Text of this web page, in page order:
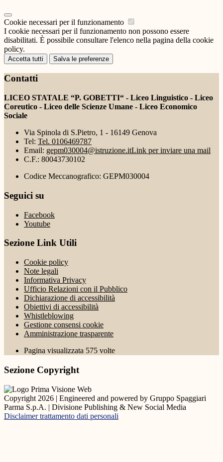
Cookie necessari per il funzionamento
I cookie necessari per il funzionamento non possono essere
disabilitati. È possibile consultare l'elenco nella pagina della cookie
policy.
Accetta tutti Salva le preferenze
Contatti
LICEO STATALE “P. GOBETTI“ - Liceo Linguistico - Liceo
Coreutico - Liceo delle Scienze Umane - Liceo Economico
Sociale
Via Spinola di S.Pietro, 1 - 16149 Genova
Tel: Tel. 0106469787
Email: gepm030004@istruzione.itLink per inviare una mail
C.F.: 80043730102
Codice Meccanografico: GEPM030004
Seguici su
Facebook
Youtube
Sezione Link Utili
Cookie policy
Note legali
Informativa Privacy
Ufficio Relazioni con il Pubblico
Dichiarazione di accessibilità
Obiettivi di accessibilità
Whistleblowing
Gestione consensi cookie
Amministrazione trasparente
Pagina visualizzata 575 volte
Sezione Copyright
Copyright 2026 | Engineered and powered by Gruppo Spaggiari
Parma S.p.A. | Divisione Publishing & New Social Media
Disclaimer trattamento dati personali